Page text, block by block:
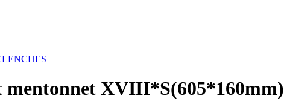
mentonnet XVIII*S(605*160mm)